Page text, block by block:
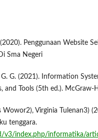
Penggunaan Website
Sma Negeri
G. (2021). Information
and Tools (5th ed.). McGraw-
Wowor2), Virginia Tulenan3)
tenggara.
v3/index.php/informatika/